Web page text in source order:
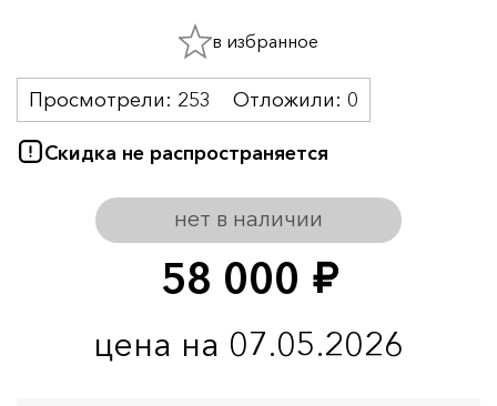
58 000 руб.
цена на 07.05.2026
нет в наличии
Скидка не распространяется
Просмотрели: 253 Отложили: 0
в избранное